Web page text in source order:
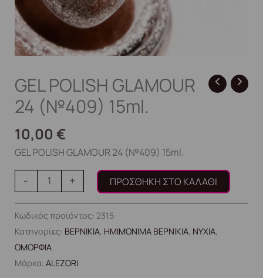
GEL POLISH GLAMOUR
24 (№409) 15ml.
10,00 €
GEL POLISH GLAMOUR 24 (№409) 15ml.
- + ΠΡΟΣΘΉΚΗ ΣΤΟ ΚΑΛΆΘΙ
Κωδικός προϊόντος: 2315
Κατηγορίες: ΒΕΡΝΙΚΙΑ, ΗΜΙΜΟΝΙΜΑ ΒΕΡΝΙΚΙΑ, ΝΥΧΙΑ,
ΟΜΟΡΦΙΑ
Μάρκα: ALEZORI